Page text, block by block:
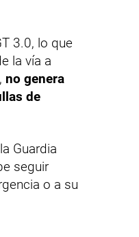
3.0, lo que
la vía a
no genera
de
Guardia
seguir
o a su